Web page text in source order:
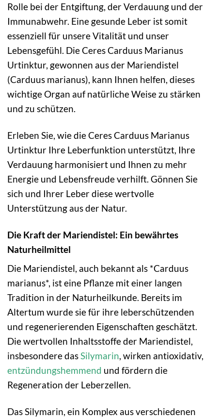
Rolle bei der Entgiftung, der Verdauung und der
Immunabwehr. Eine gesunde Leber ist somit
essenziell für unsere Vitalität und unser
Lebensgefühl. Die Ceres Carduus Marianus
Urtinktur, gewonnen aus der Mariendistel
(Carduus marianus), kann Ihnen helfen, dieses
wichtige Organ auf natürliche Weise zu stärken
und zu schützen.
Erleben Sie, wie die Ceres Carduus Marianus
Urtinktur Ihre Leberfunktion unterstützt, Ihre
Verdauung harmonisiert und Ihnen zu mehr
Energie und Lebensfreude verhilft. Gönnen Sie
sich und Ihrer Leber diese wertvolle
Unterstützung aus der Natur.
Die Kraft der Mariendistel: Ein bewährtes
Naturheilmittel
Die Mariendistel, auch bekannt als *Carduus
marianus*, ist eine Pflanze mit einer langen
Tradition in der Naturheilkunde. Bereits im
Altertum wurde sie für ihre leberschützenden
und regenerierenden Eigenschaften geschätzt.
Die wertvollen Inhaltsstoffe der Mariendistel,
insbesondere dasSilymarin, wirken antioxidativ,
entzündungshemmend und fördern die
Regeneration der Leberzellen.
Das Silymarin, ein Komplex aus verschiedenen